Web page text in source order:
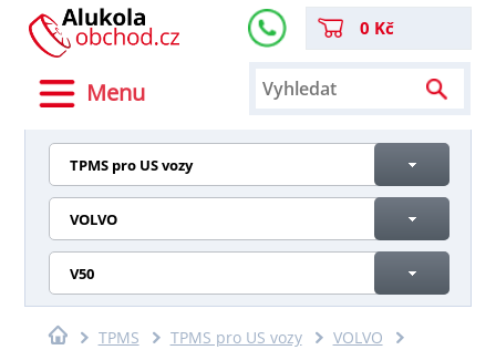
Menu
0 Kč
TPMS pro US vozy
VOLVO
V50
TPMS TPMS pro US vozy
VOLVO